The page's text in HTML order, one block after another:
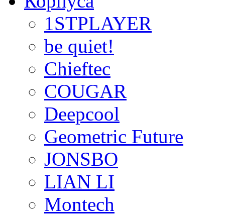
1STPLAYER
be quiet!
Chieftec
COUGAR
Deepcool
Geometric Future
JONSBO
LIAN LI
Montech